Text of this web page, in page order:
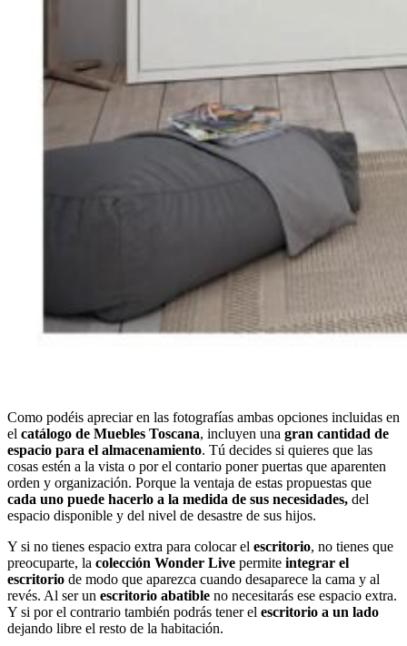
Como podéis apreciar en las fotografías ambas opciones incluidas en
el catálogo de Muebles Toscana, incluyen una gran cantidad de
espacio para el almacenamiento. Tú decides si quieres que las
cosas estén a la vista o por el contario poner puertas que aparenten
orden y organización. Porque la ventaja de estas propuestas que
cada uno puede hacerlo a la medida de sus necesidades, del
espacio disponible y del nivel de desastre de sus hijos.
Y si no tienes espacio extra para colocar el escritorio, no tienes que
preocuparte, la colección Wonder Live permite integrar el
escritorio de modo que aparezca cuando desaparece la cama y al
revés. Al ser un escritorio abatible no necesitarás ese espacio extra.
Y si por el contrario también podrás tener el escritorio a un lado
dejando libre el resto de la habitación.